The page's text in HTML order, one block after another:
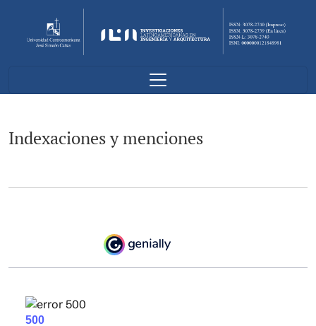
Indexaciones y menciones
Indexaciones y menciones